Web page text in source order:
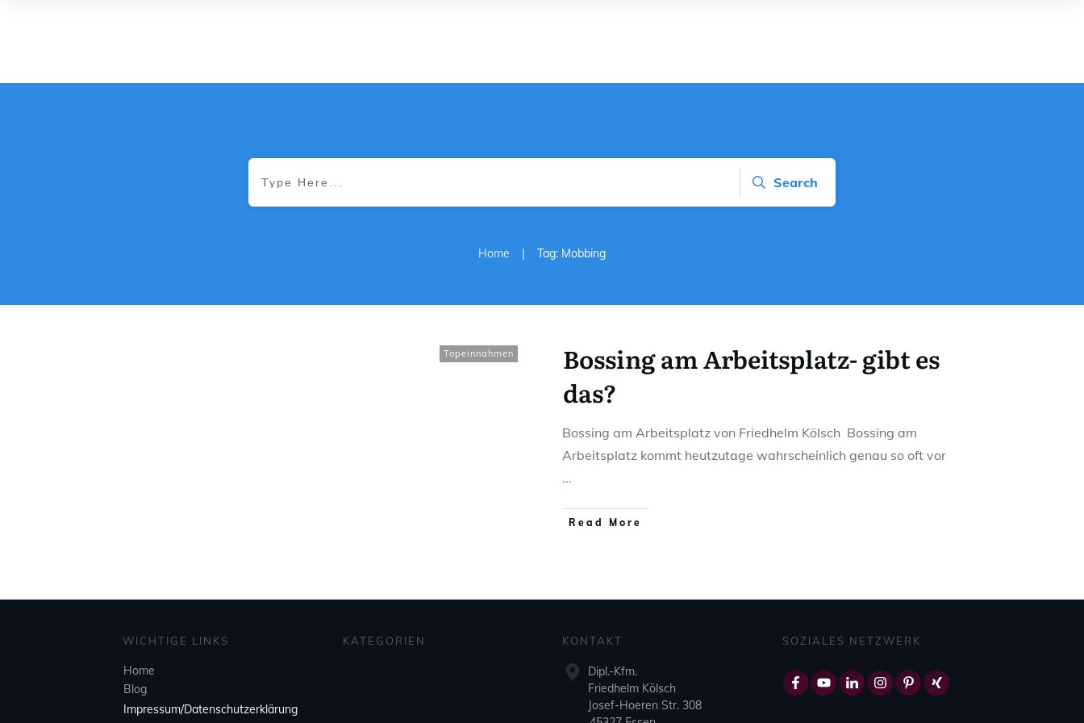
Search
Home | Tag: Mobbing
Topeinnahmen
Bossing am Arbeitsplatz- gibt es
das?
Bossing am Arbeitsplatz von Friedhelm Kölsch Bossing am
Arbeitsplatz kommt heutzutage wahrscheinlich genau so oft vor
...
Read More
WICHTIGE LINKS
Home
Blog
Impressum/Datenschutzerklärung
KATEGORIEN KONTAKT
Dipl.-Kfm.
Friedhelm Kölsch
Josef-Hoeren Str. 308
SOZIALES NETZWERK